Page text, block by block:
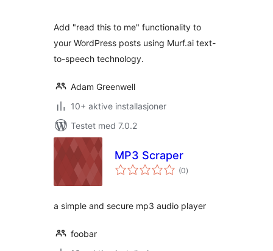
Add "read this to me" functionality to
your WordPress posts using Murf.ai text-
to-speech technology.
Adam Greenwell
10+ aktive installasjoner
Testet med 7.0.2
MP3 Scraper
(0totale
vurderinger
)
a simple and secure mp3 audio player
foobar